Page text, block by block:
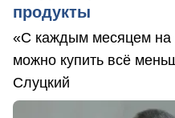
продукты
«С каждым месяцем на
можно купить всё
Слуцкий